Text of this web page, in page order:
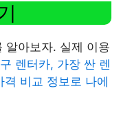
알아보자. 실제 이용
렌터카, 가장 싼 렌
비교 정보로 나에